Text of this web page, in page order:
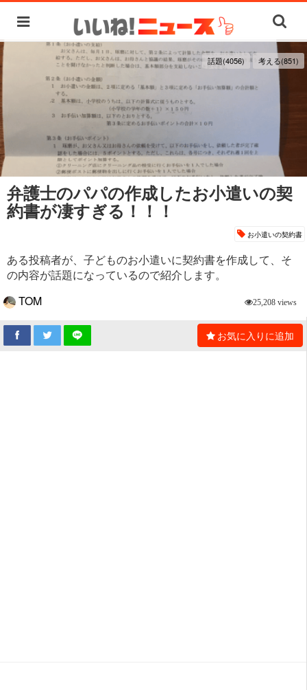
話題(4056) 考える(851)
弁護士のパパの作成したお小遣いの契
約書が凄すぎる！！！
お小遣いの契約書
ある投稿者が、子どものお小遣いに契約書を作成して、そ
の内容が話題になっているので紹介します。
TOM
25,208 views
お気に入りに追加